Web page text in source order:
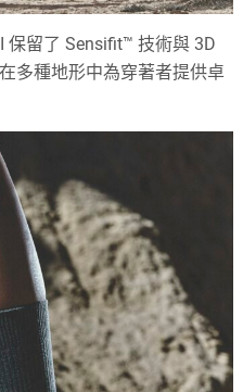
保留了 Sensifit™ 技術與 3D
多種地形中為穿著者提供卓